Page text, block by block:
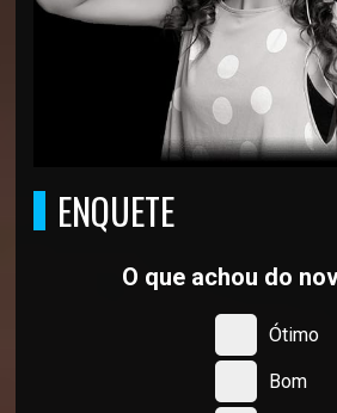
ENQUETE
O que achou do
Ótimo
Bom